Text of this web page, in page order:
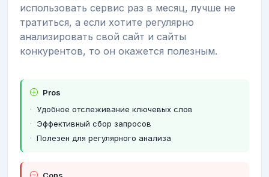
использовать сервис раз в месяц, лучше не
тратиться, а если хотите регулярно
анализировать свой сайт и сайты
конкурентов, то он окажется полезным.
Pros
Удобное отслеживание ключевых слов
Эффективный сбор запросов
Полезен для регулярного анализа